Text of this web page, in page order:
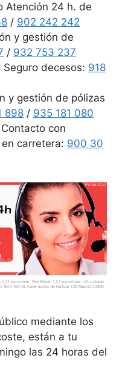
Atención 24 h. de
/ 902 242 242
y gestión de
/ 932 753 237
decesos: 918
y gestión de pólizas
898 / 935 181 080
con
carretera: 900 30
mediante los
están a tu
las 24 horas del